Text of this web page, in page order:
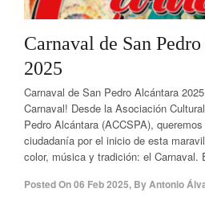
Carnaval de San
2025
Carnaval de San Pedro Alcántara
Carnaval! Desde la Asociación
Pedro Alcántara (ACCSPA),
ciudadanía por el inicio de esta
color, música y tradición: el Carnaval.
Posted On06 Feb 2025, ByAntonio